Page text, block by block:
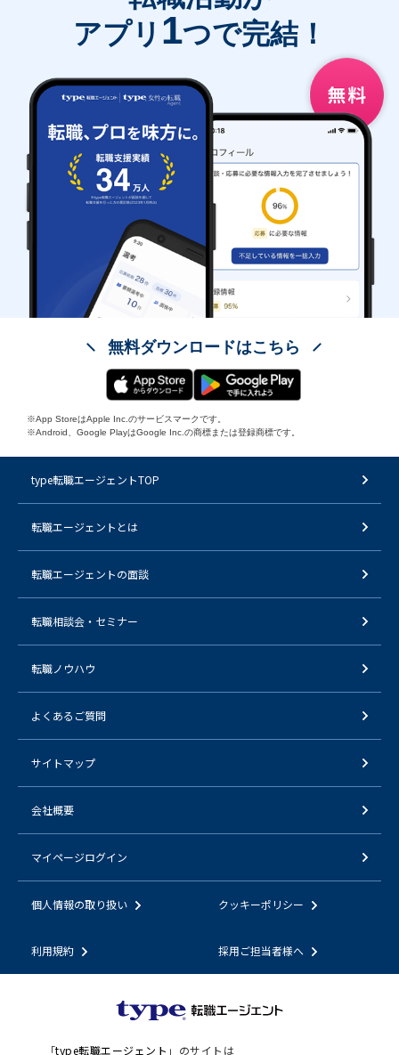
アプリ 1つで完結！
無料ダウンロードはこちら
※App StoreはApple Inc.のサービスマークです。
※Android、Google PlayはGoogle Inc.の商標または登録商標です。
type転職エージェントTOP
転職エージェントとは
転職エージェントの面談
転職相談会・セミナー
転職ノウハウ
よくあるご質問
サイトマップ
会社概要
マイページログイン
個人情報の取り扱い クッキーポリシー
利用規約 採用ご担当者様へ
「type転職エージェント 」のサイトは